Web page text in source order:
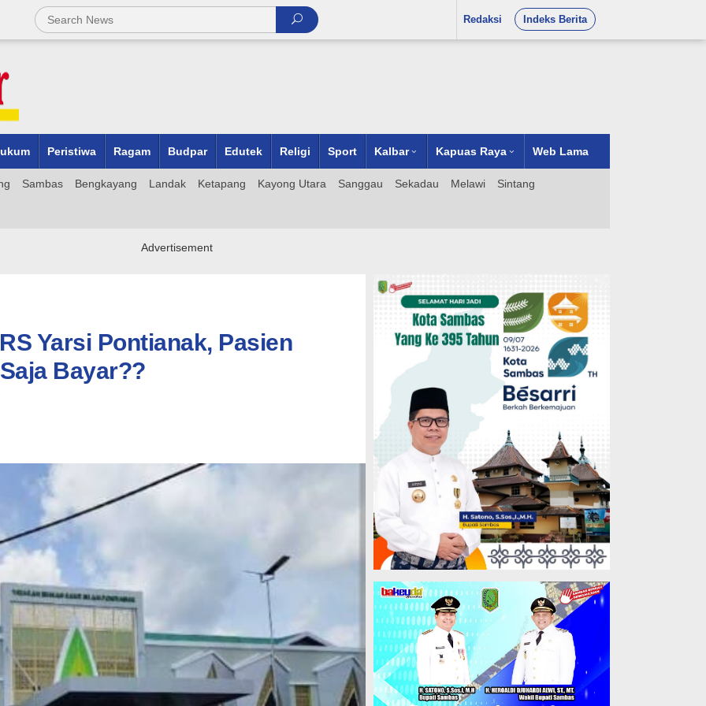
Redaksi Indeks Berita
Peristiwa Ragam Budpar Edutek Religi Sport Kalbar Kapuas Raya Web Lama
Sambas Bengkayang Landak Ketapang Kayong Utara Sanggau Sekadau Melawi Sintang
Yarsi Pontianak, Pasien
Bayar??